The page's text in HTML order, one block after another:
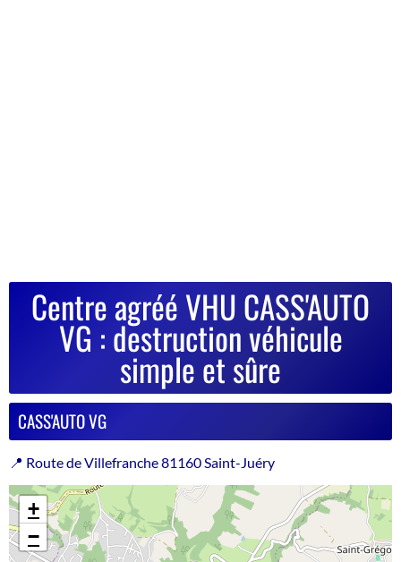
Centre agréé VHU CASS'AUTO
VG : destruction véhicule
simple et sûre
CASS'AUTO VG
📍 Route de Villefranche 81160 Saint-Juéry
+
−